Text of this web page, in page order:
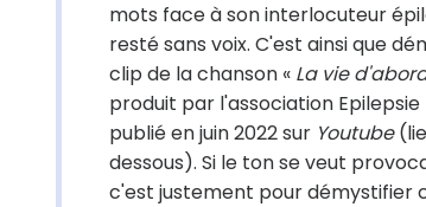
mots face à son interlocuteur
resté sans voix. C'est ainsi que
clip de la chanson « La vie
produit par l'association Epilepsie
publié en juin 2022 sur Youtube
dessous). Si le ton se veut
c'est justement pour démystifier